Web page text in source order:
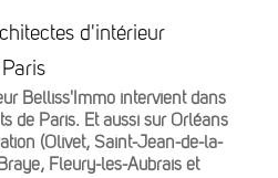
Belliss'Immo intervient dans
de Paris. Et aussi sur Orléans
(Olivet, Saint-Jean-de-la-
Fleury-les-Aubrais et